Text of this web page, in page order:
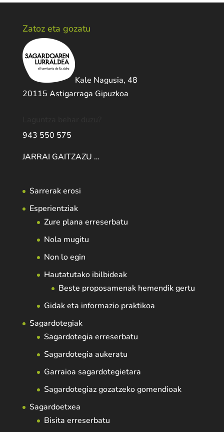
Zatoz eta gozatu
Kale Nagusia, 48
20115 Astigarraga Gipuzkoa
943 550 575
JARRAI GAITZAZU …
Sarrerak erosi
Esperientziak
Zure plana erreserbatu
Nola mugitu
Non lo egin
Hautatutako ibilbideak
Beste proposamenak hemendik gertu
Gidak eta informazio praktikoa
Sagardotegiak
Sagardotegia erreserbatu
Sagardotegia aukeratu
Garraioa sagardotegietara
Sagardotegiaz gozatzeko gomendioak
Sagardoetxea
Bisita erreserbatu